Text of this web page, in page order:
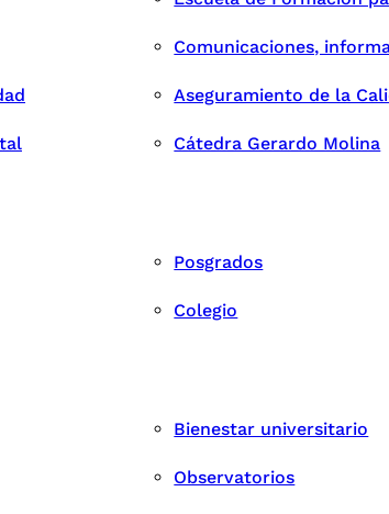
Comunicaciones,
Aseguramiento de la
Cátedra Gerardo Molina
Posgrados
Colegio
Bienestar universitario
Observatorios